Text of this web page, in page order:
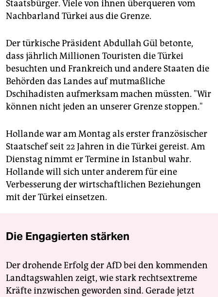
Staatsbürger. Viele von ihnen überqueren vom
Nachbarland Türkei aus die Grenze.
Der türkische Präsident Abdullah Gül betonte,
dass jährlich Millionen Touristen die Türkei
besuchten und Frankreich und andere Staaten die
Behörden das Landes auf mutmaßliche
Dschihadisten aufmerksam machen müssten. "Wir
können nicht jeden an unserer Grenze stoppen."
Hollande war am Montag als erster französischer
Staatschef seit 22 Jahren in die Türkei gereist. Am
Dienstag nimmt er Termine in Istanbul wahr.
Hollande will sich unter anderem für eine
Verbesserung der wirtschaftlichen Beziehungen
mit der Türkei einsetzen.
Die Engagierten stärken
Der drohende Erfolg der AfD bei den kommenden
Landtagswahlen zeigt, wie stark rechtsextreme
Kräfte inzwischen geworden sind. Gerade jetzt